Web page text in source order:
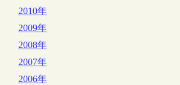
2010年
2009年
2008年
2007年
2006年